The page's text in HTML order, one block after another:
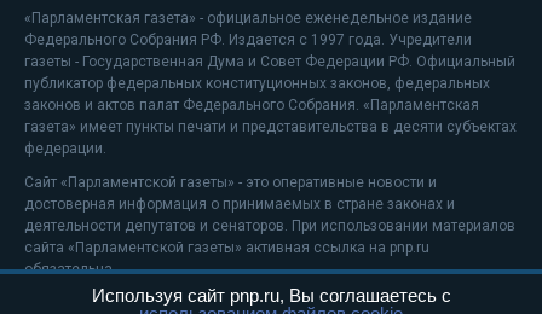
«Парламентская газета» - официальное еженедельное издание
Федерального Собрания РФ. Издается с 1997 года. Учредители
газеты - Государственная Дума и Совет Федерации РФ. Официальный
публикатор федеральных конституционных законов, федеральных
законов и актов палат Федерального Собрания. «Парламентская
газета» имеет пункты печати и представительства в десяти субъектах
федерации.
Сайт «Парламентской газеты» - это оперативные новости и
достоверная информация о принимаемых в стране законах и
деятельности депутатов и сенаторов. При использовании материалов
сайта «Парламентской газеты» активная ссылка на pnp.ru
обязательна.
На информационном ресурсе применяютсярекомендательные
Используя сайт pnp.ru, Вы соглашаетесь с